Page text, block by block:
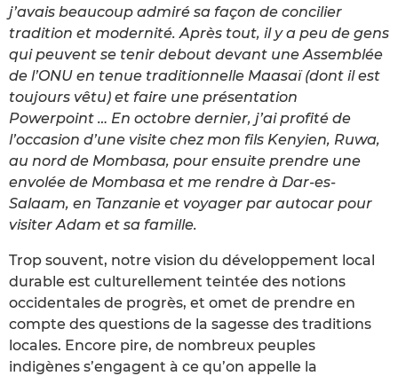
j’avais beaucoup admiré sa façon de concilier
tradition et modernité. Après tout, il y a peu de gens
qui peuvent se tenir debout devant une Assemblée
de l’ONU en tenue traditionnelle Maasaï (dont il est
toujours vêtu) et faire une présentation
Powerpoint … En octobre dernier, j’ai profité de
l’occasion d’une visite chez mon fils Kenyien, Ruwa,
au nord de Mombasa, pour ensuite prendre une
envolée de Mombasa et me rendre à Dar-es-
Salaam, en Tanzanie et voyager par autocar pour
visiter Adam et sa famille.
Trop souvent, notre vision du développement local
durable est culturellement teintée des notions
occidentales de progrès, et omet de prendre en
compte des questions de la sagesse des traditions
locales. Encore pire, de nombreux peuples
indigènes s’engagent à ce qu’on appelle la